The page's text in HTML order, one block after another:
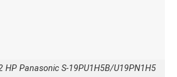
HP Panasonic S-19PU1H5B/U19PN1H5